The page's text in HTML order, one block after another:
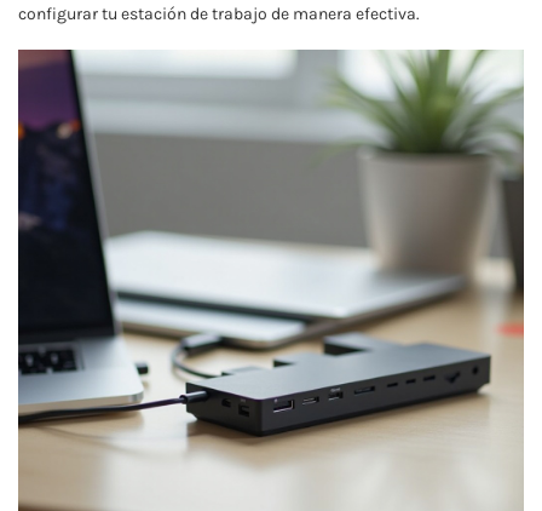
configurar tu estación de trabajo de manera efectiva.